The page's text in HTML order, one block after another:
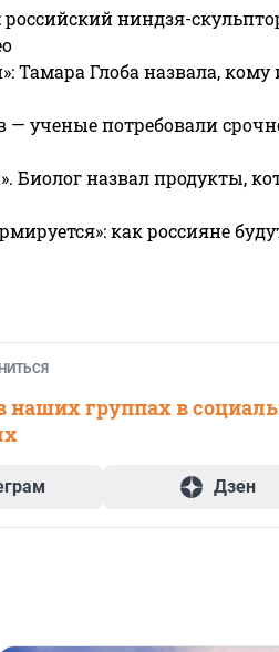
ниндзя-
Тамара Глоба назвала, кому
— ученые потребовали
Биолог назвал продукты,
как россияне
наших группах в
Дзен